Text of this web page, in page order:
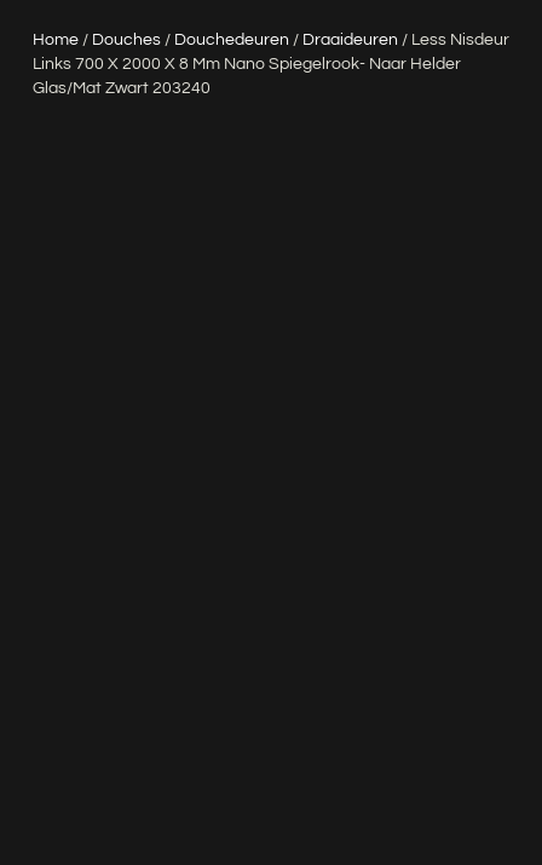
Home/ Douches/ Douchedeuren / Draaideuren / Less Nisdeur
Links 700 X 2000 X 8 Mm Nano Spiegelrook- Naar Helder
Glas/mat Zwart 203240